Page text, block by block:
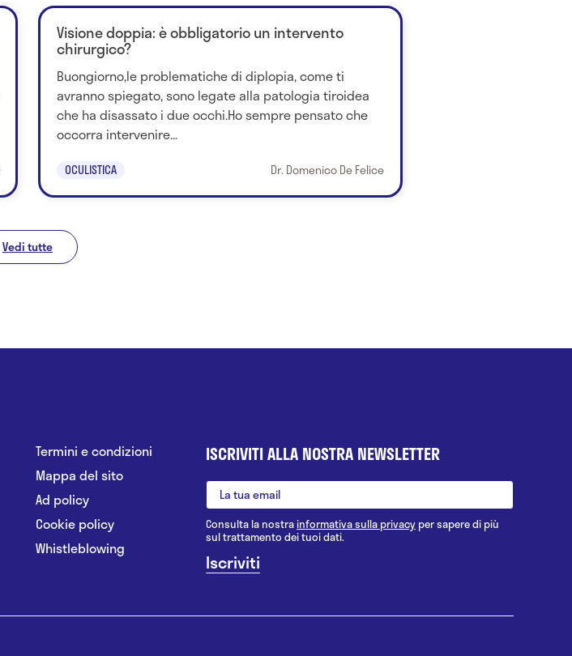
Visione doppia: è obbligatorio un intervento
chirurgico?
Buongiorno,le problematiche di diplopia, come ti
avranno spiegato, sono legate alla patologia tiroidea
che ha disassato i due occhi.Ho sempre pensato che
occorra intervenire...
OCULISTICA Dr. Domenico De Felice
Vedi tutte
Termini e condizioni
Mappa del sito
Ad policy
Cookie policy
Whistleblowing
ISCRIVITI ALLA NOSTRA NEWSLETTER
Consulta la nostrainformativa sulla privacy per sapere di più
sul trattamento dei tuoi dati.